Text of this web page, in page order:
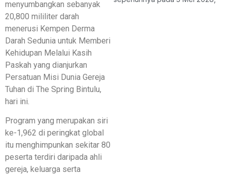
menyumbangkan sebanyak
20,800 mililiter darah
menerusi Kempen Derma
Darah Sedunia untuk Memberi
Kehidupan Melalui Kasih
Paskah yang dianjurkan
Persatuan Misi Dunia Gereja
Tuhan di The Spring Bintulu,
hari ini.
Program yang merupakan siri
ke-1,962 di peringkat global
itu menghimpunkan sekitar 80
peserta terdiri daripada ahli
gereja, keluarga serta